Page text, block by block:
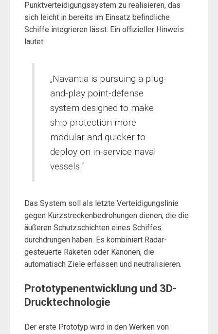
Punktverteidigungssystem zu realisieren, das
sich leicht in bereits im Einsatz befindliche
Schiffe integrieren lässt. Ein offizieller Hinweis
lautet:
„Navantia is pursuing a plug-
and-play point-defense
system designed to make
ship protection more
modular and quicker to
deploy on in-service naval
vessels.“
Das System soll als letzte Verteidigungslinie
gegen Kurzstreckenbedrohungen dienen, die die
äußeren Schutzschichten eines Schiffes
durchdrungen haben. Es kombiniert Radar-
gesteuerte Raketen oder Kanonen, die
automatisch Ziele erfassen und neutralisieren.
Prototypenentwicklung und 3D-
Drucktechnologie
Der erste Prototyp wird in den Werken von